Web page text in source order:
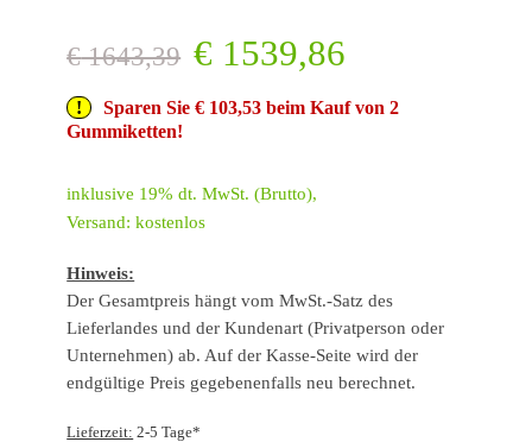
€1643,39 € 1539,86
Sparen Sie € 103,53 beim Kauf von 2
Gummiketten!
inklusive 19% dt. MwSt. (Brutto),
Versand: kostenlos
Hinweis:
Der Gesamtpreis hängt vom MwSt.-Satz des
Lieferlandes und der Kundenart (Privatperson oder
Unternehmen) ab. Auf der Kasse-Seite wird der
endgültige Preis gegebenenfalls neu berechnet.
Lieferzeit: 2-5 Tage*